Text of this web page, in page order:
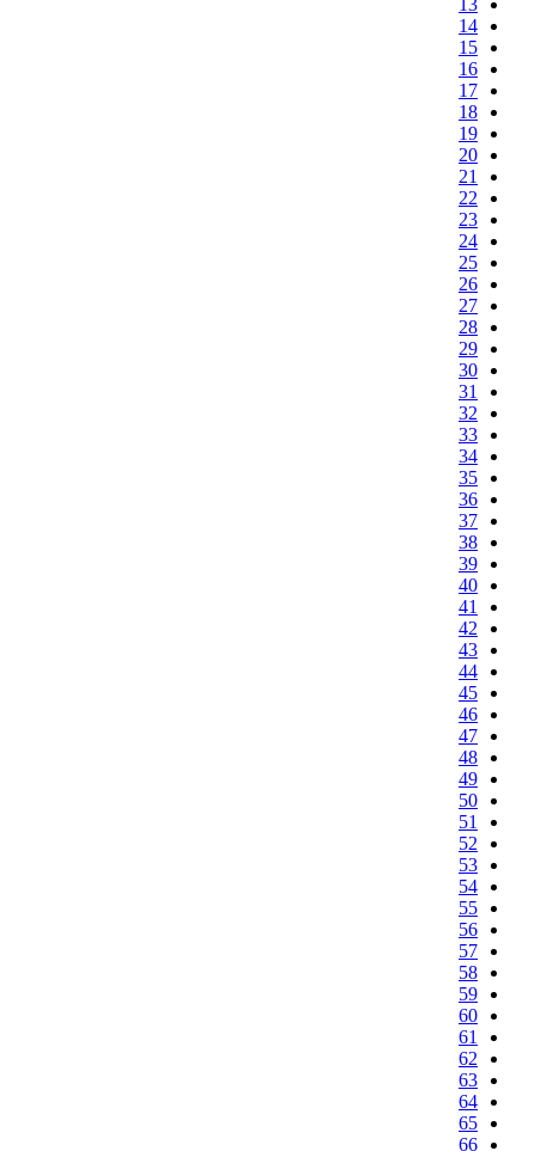
13
14
15
16
17
18
19
20
21
22
23
24
25
26
27
28
29
30
31
32
33
34
35
36
37
38
39
40
41
42
43
44
45
46
47
48
49
50
51
52
53
54
55
56
57
58
59
60
61
62
63
64
65
66